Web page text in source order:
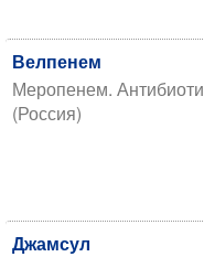
Велпенем
Меропенем.
(Россия)
Джамсул